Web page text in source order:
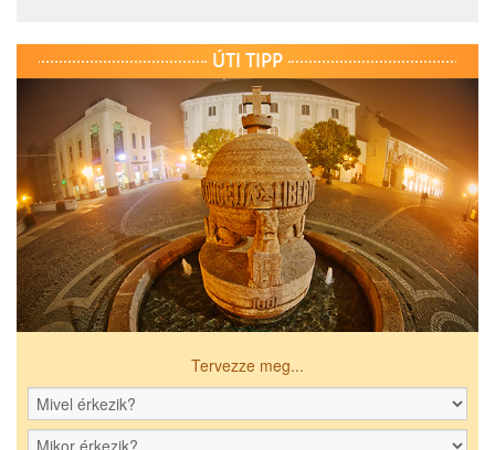
ÚTI TIPP
Tervezze meg...